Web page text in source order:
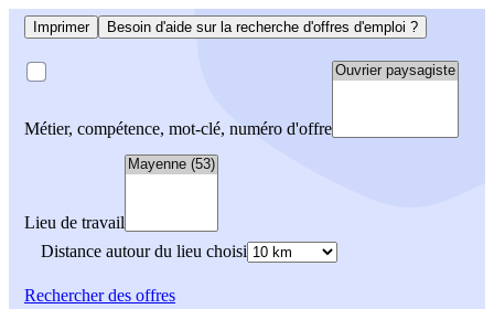
Imprimer Besoin d'aide sur la recherche d'offres d'emploi ?
Métier, compétence, mot-clé, numéro d'offre
Lieu de travail
Distance autour du lieu choisi
Rechercherdes offres